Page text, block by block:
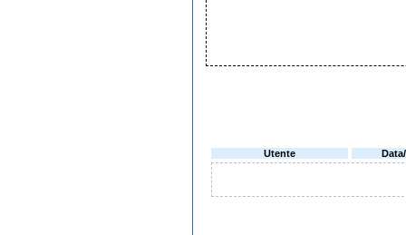
Utente